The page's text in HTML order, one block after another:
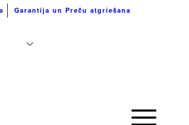
Garantija un Preču atgriešana